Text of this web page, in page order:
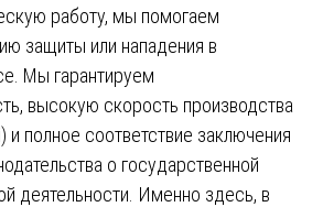
работу, мы помогаем
защиты или нападения в
Мы гарантируем
высокую скорость производства
и полное соответствие заключения
о государственной
деятельности. Именно здесь, в